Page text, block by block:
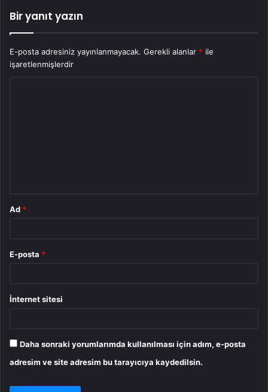
Bir yanıt yazın
E-posta adresiniz yayınlanmayacak. Gerekli alanlar * ile
işaretlenmişlerdir
Ad *
E-posta *
İnternet sitesi
Daha sonraki yorumlarımda kullanılması için adım, e-posta
adresim ve site adresim bu tarayıcıya kaydedilsin.